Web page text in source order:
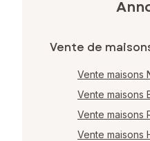
Vente de
Vente maisons
Vente maisons
Vente maisons
Vente maisons